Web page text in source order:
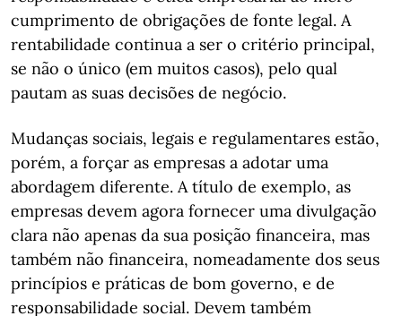
cumprimento de obrigações de fonte legal. A
rentabilidade continua a ser o critério principal,
se não o único (em muitos casos), pelo qual
pautam as suas decisões de negócio.
Mudanças sociais, legais e regulamentares estão,
porém, a forçar as empresas a adotar uma
abordagem diferente. A título de exemplo, as
empresas devem agora fornecer uma divulgação
clara não apenas da sua posição financeira, mas
também não financeira, nomeadamente dos seus
princípios e práticas de bom governo, e de
responsabilidade social. Devem também